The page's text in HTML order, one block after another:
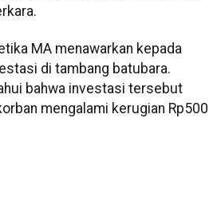
MA menawarkan kepada
di tambang batubara.
bahwa investasi tersebut
mengalami kerugian Rp500